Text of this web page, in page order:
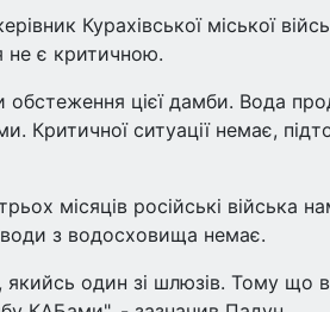
Курахівської міської
не є критичною.
обстеження цієї дамби. Вода
Критичної ситуації немає,
місяців російські війська
з водосховища немає.
один зі шлюзів. Тому що